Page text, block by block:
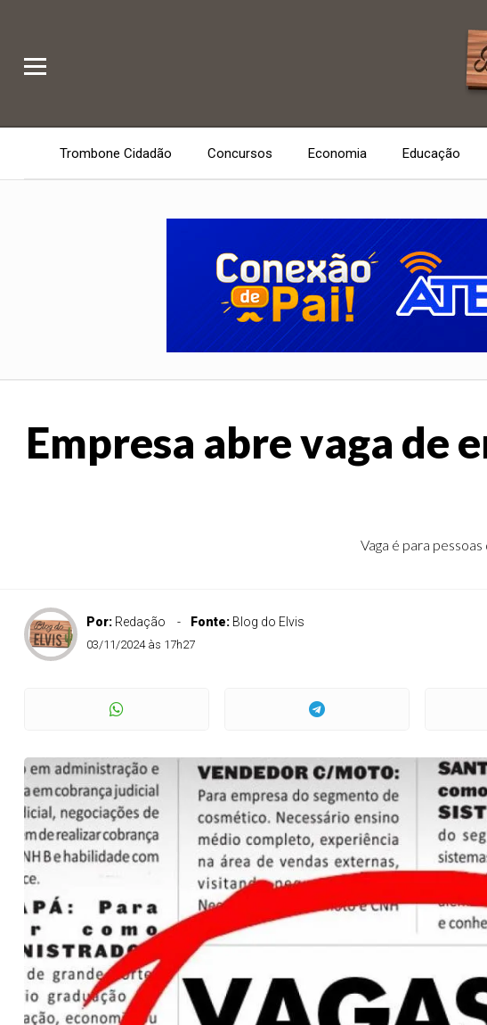
Trombone Cidadão Concursos Economia Educação
Empresa abre vaga de
Vaga é para
Por: Redação Fonte: Blog do Elvis
03/11/2024 às 17h27